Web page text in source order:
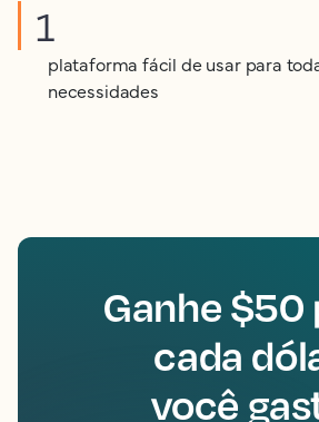
1
plataforma fácil de usar para
necessidades
Ganhe $50
cada
você